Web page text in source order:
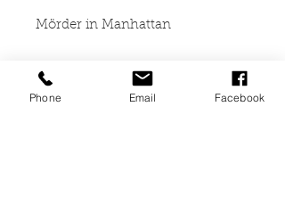
Mörder in Manhattan
Fischer Taschenbuch Verlag
Frankfurt / M., 2001
Phone Email Facebook